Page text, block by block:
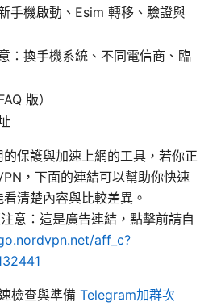
手機啟動、Esim 轉移、驗證與
：換手機系統、不同電信商、臨
版）
保護與加速上網的工具，若你正
，下面的連結可以幫助你快速
清楚內容與比較差異。
意：這是廣告連結，點擊前請自
aff_c?
檢查與準備 Telegram加群次